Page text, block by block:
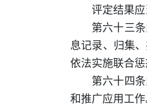
评定结果
第六十三
息记录、归集
依法实施联合惩
第六十四
和推广应用工作